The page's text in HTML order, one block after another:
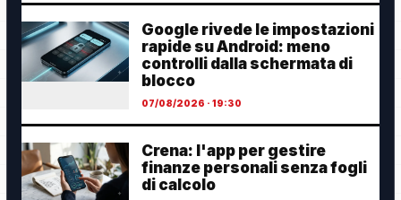
Google rivede le impostazioni
rapide su Android: meno
controlli dalla schermata di
blocco
07/08/2026 · 19:30
Crena: l'app per gestire
finanze personali senza fogli
di calcolo